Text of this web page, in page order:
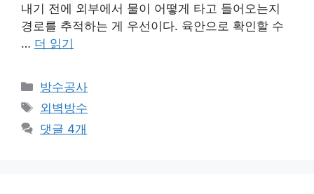
내기 전에 외부에서 물이 어떻게 타고 들어오는지
경로를 추적하는 게 우선이다. 육안으로 확인할 수
… 더 읽기
카
테
고
리
방수공사
태
그
외벽방수
댓글 4개